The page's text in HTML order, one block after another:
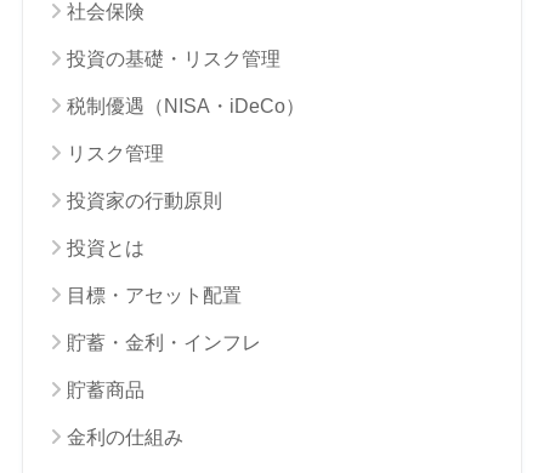
社会保険
投資の基礎・リスク管理
税制優遇（NISA・iDeCo）
リスク管理
投資家の行動原則
投資とは
目標・アセット配置
貯蓄・金利・インフレ
貯蓄商品
金利の仕組み